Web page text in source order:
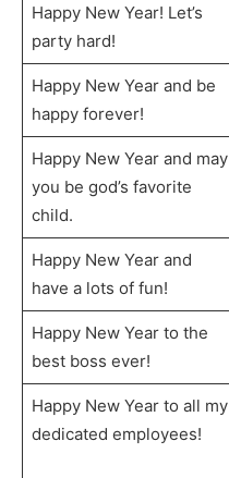
Happy New Year! Let’s
party hard!
Happy New Year and be
happy forever!
Happy New Year and may
you be god’s favorite
child.
Happy New Year and
have a lots of fun!
Happy New Year to the
best boss ever!
Happy New Year to all my
dedicated employees!